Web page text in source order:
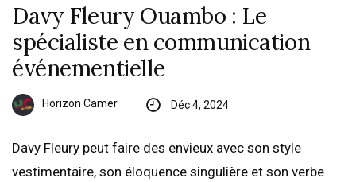
Davy Fleury Ouambo : Le
spécialiste en communication
événementielle
Horizon Camer Déc 4, 2024
Davy Fleury peut faire des envieux avec son style
vestimentaire, son éloquence singulière et son verbe